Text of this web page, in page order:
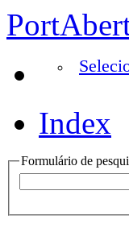
Index
Formulário de